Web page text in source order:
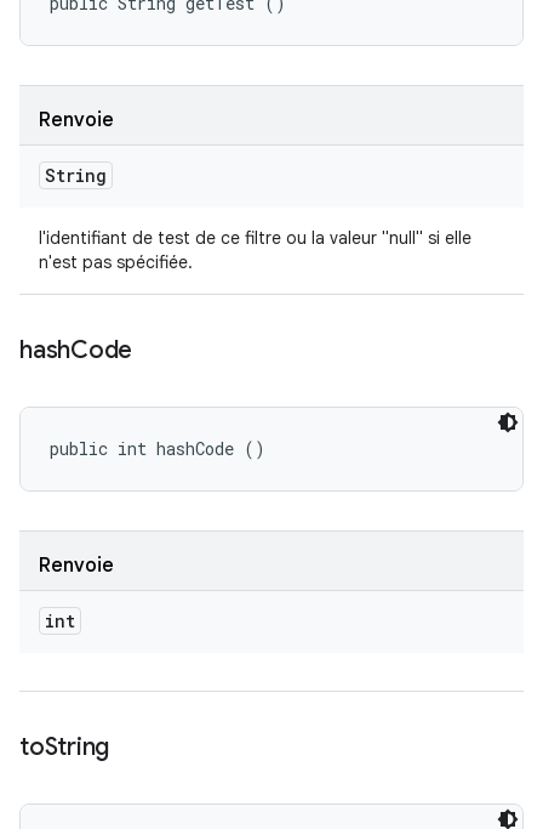
Renvoie
String
l'identifiant de test de ce filtre ou la valeur "null" si elle
n'est pas spécifiée.
hashCode
public int hashCode ()
Renvoie
int
toString